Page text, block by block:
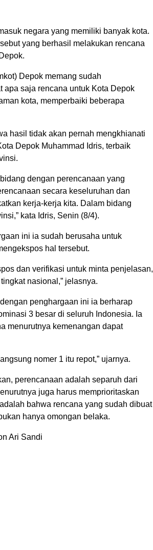
negara yang memiliki banyak kota.
yang berhasil melakukan rencana
Depok memang sudah
apa saja rencana untuk Kota Depok
kota, memperbaiki beberapa
hasil tidak akan pernah mengkhianati
Depok Muhammad Idris, terbaik
dengan perencanaan yang
secara keseluruhan dan
kerja-kerja kita. Dalam bidang
kata Idris, Senin (8/4).
ini ia sudah berusaha untuk
hal tersebut.
dan verifikasi untuk minta penjelasan,
nasional,” jelasnya.
penghargaan ini ia berharap
3 besar di seluruh Indonesia. Ia
menurutnya kemenangan dapat
nomer 1 itu repot,” ujarnya.
perencanaan adalah separuh dari
juga harus memprioritaskan
bahwa rencana yang sudah dibuat
hanya omongan belaka.
Ari Sandi